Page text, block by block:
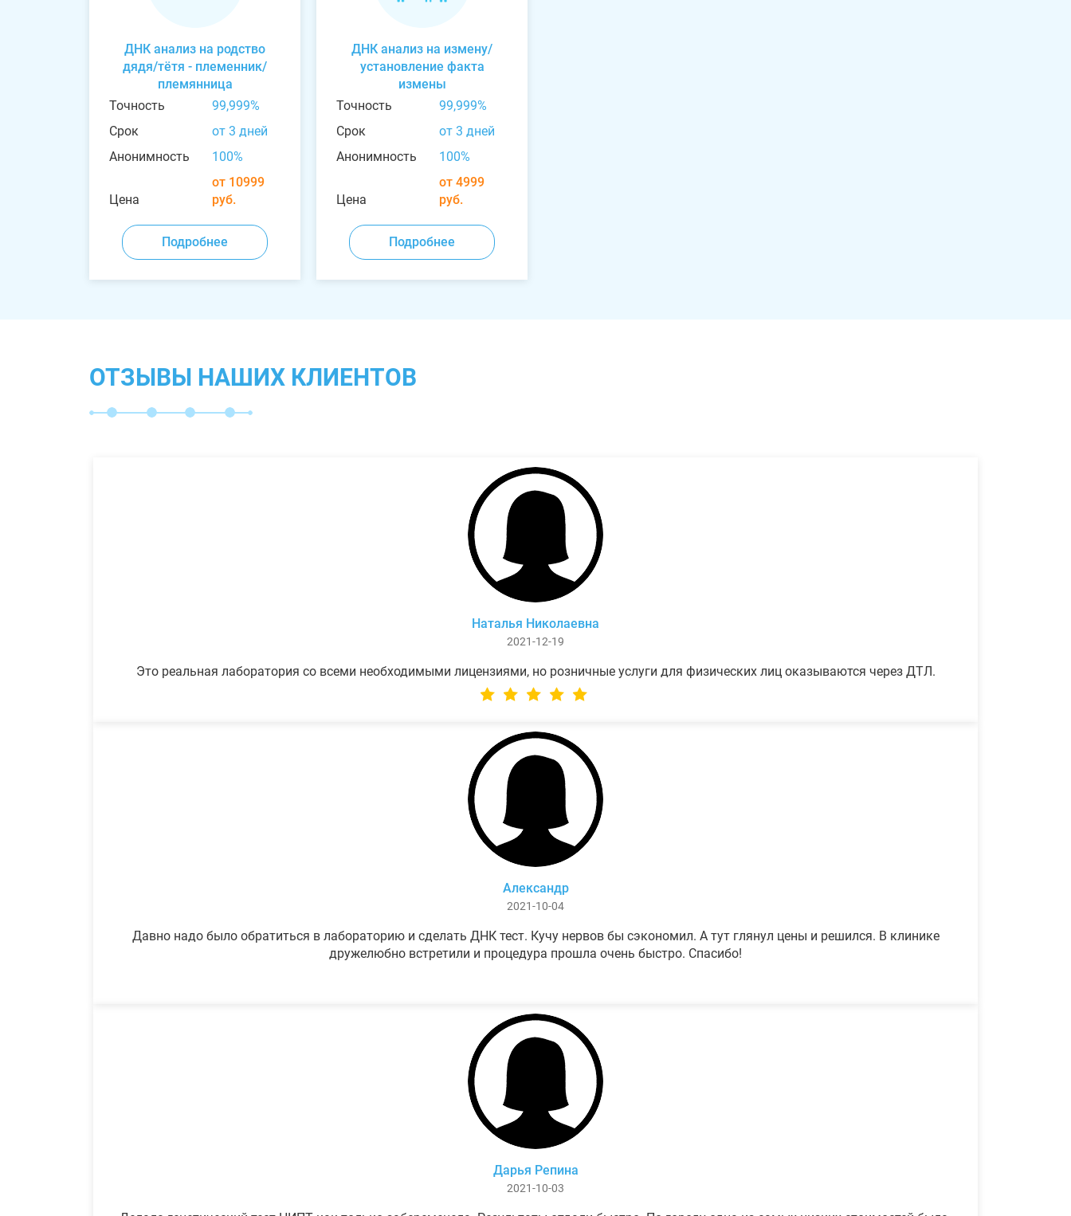
ДНК анализ на родство
дядя/тётя - племенник/
племянница
Точность
99,999%
Срок
от 3 дней
Анонимность
100%
Цена
от 10999
руб.
Подробнее
ДНК анализ на измену/
установление факта
измены
Точность
99,999%
Срок
от 3 дней
Анонимность
100%
Цена
от 4999
руб.
Подробнее
ОТЗЫВЫ НАШИХ КЛИЕНТОВ
Наталья Николаевна
2021-12-19
Это реальная лаборатория со всеми необходимыми лицензиями, но розничные услуги для физических лиц оказываются через ДТЛ.
Александр
2021-10-04
Давно надо было обратиться в лабораторию и сделать ДНК тест. Кучу нервов бы сэкономил. А тут глянул цены и решился. В клинике
дружелюбно встретили и процедура прошла очень быстро. Спасибо!
Дарья Репина
2021-10-03